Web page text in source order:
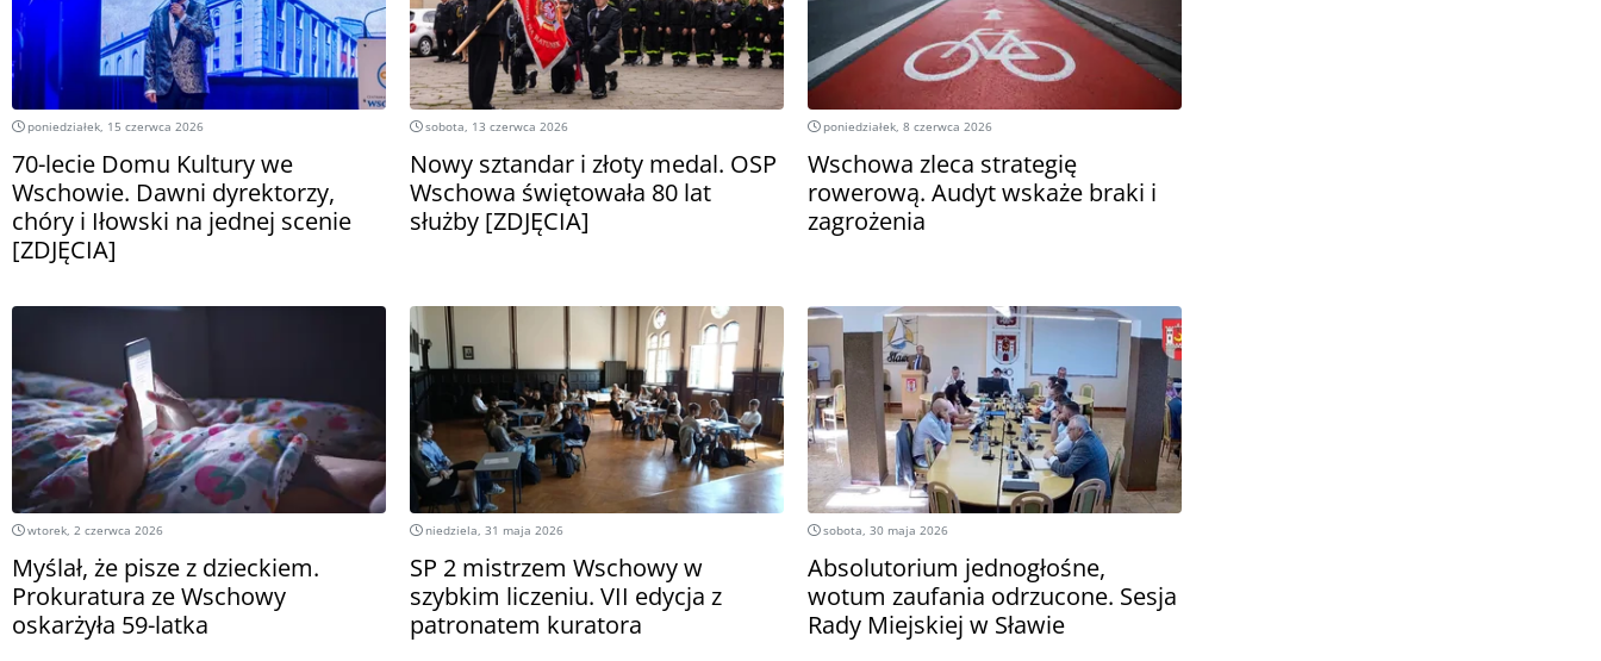
poniedziałek, 15 czerwca 2026
70-lecie Domu Kultury we
Wschowie. Dawni dyrektorzy,
chóry i Iłowski na jednej scenie
[ZDJĘCIA]
sobota, 13 czerwca 2026
Nowy sztandar i złoty medal. OSP
Wschowa świętowała 80 lat
służby [ZDJĘCIA]
poniedziałek, 8 czerwca 2026
Wschowa zleca strategię
rowerową. Audyt wskaże braki i
zagrożenia
wtorek, 2 czerwca 2026
Myślał, że pisze z dzieckiem.
Prokuratura ze Wschowy
oskarżyła 59-latka
niedziela, 31 maja 2026
SP 2 mistrzem Wschowy w
szybkim liczeniu. VII edycja z
patronatem kuratora
sobota, 30 maja 2026
Absolutorium jednogłośne,
wotum zaufania odrzucone. Sesja
Rady Miejskiej w Sławie